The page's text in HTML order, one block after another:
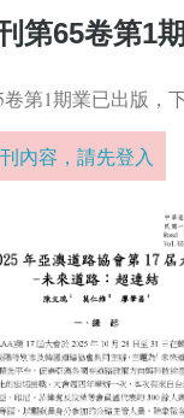
第65卷第1
第1期業已出版，
內容，請先登入